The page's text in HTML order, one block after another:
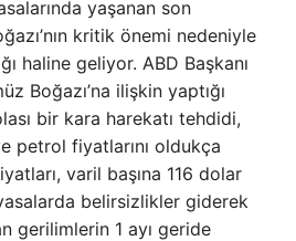
yaşanan son
kritik önemi nedeniyle
haline geliyor. ABD Başkanı
Boğazı’na ilişkin yaptığı
bir kara harekatı tehdidi,
petrol fiyatlarını oldukça
varil başına 116 dolar
belirsizlikler giderek
gerilimlerin 1 ayı geride